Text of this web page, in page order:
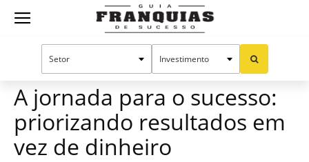
Guia
Dicas para franqueados Empreendedorismo
A jornada para o sucesso:
priorizando resultados em
vez de dinheiro